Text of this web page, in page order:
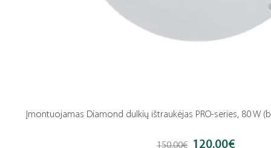
Įmontuojamas Diamond dulkių ištraukėjas PRO-series, 80 W
150.00€
Original
120.00€Current